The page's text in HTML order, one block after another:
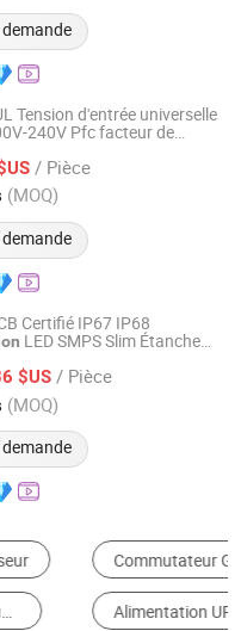
Tension d'entrée universelle
240V Pfc facteur de
24V Driver LED
/ Pièce
(MOQ)2014
Certifié IP67 IP68
LED SMPS Slim Étanche
Électrique à Commutation
$US / Pièce
(MOQ)2014
LED